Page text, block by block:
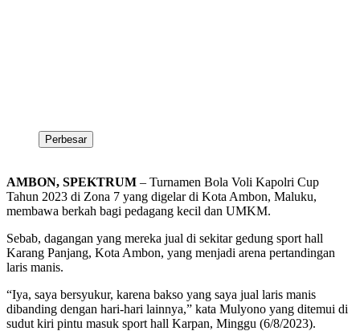
Perbesar
AMBON, SPEKTRUM – Turnamen Bola Voli Kapolri Cup
Tahun 2023 di Zona 7 yang digelar di Kota Ambon, Maluku,
membawa berkah bagi pedagang kecil dan UMKM.
Sebab, dagangan yang mereka jual di sekitar gedung sport hall
Karang Panjang, Kota Ambon, yang menjadi arena pertandingan
laris manis.
“Iya, saya bersyukur, karena bakso yang saya jual laris manis
dibanding dengan hari-hari lainnya,” kata Mulyono yang ditemui di
sudut kiri pintu masuk sport hall Karpan, Minggu (6/8/2023).